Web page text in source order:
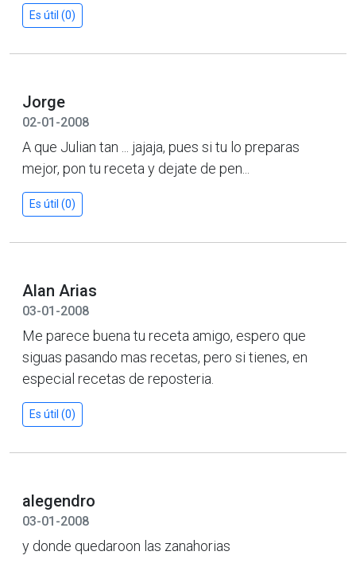
Es útil (0)
Jorge
02-01-2008
A que Julian tan ... jajaja, pues si tu lo preparas
mejor, pon tu receta y dejate de pen...
Es útil (0)
Alan Arias
03-01-2008
Me parece buena tu receta amigo, espero que
siguas pasando mas recetas, pero si tienes, en
especial recetas de reposteria.
Es útil (0)
alegendro
03-01-2008
y donde quedaroon las zanahorias